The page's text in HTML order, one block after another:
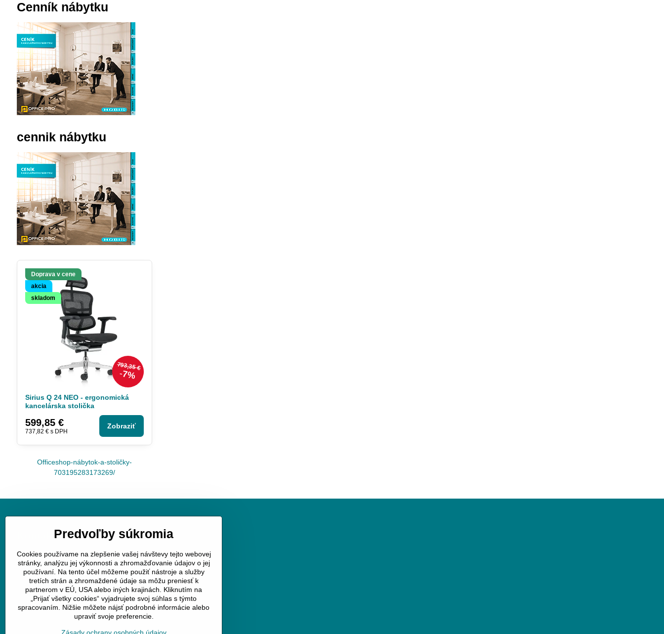
Cenník nábytku
cennik nábytku
793,35 €
7%
Doprava v cene
akcia
skladom
Sirius Q 24 NEO - ergonomická
kancelárska stolička
599,85 €
737,82 € s DPH
Zobraziť
Officeshop-nábytok-a-stoličky-
703195283173269/
Kontakt
JGV trade s.r.o.
v úvoze 11
040 01 Košice
mobil : 0905258196
www.officeshop.sk
officeshop@officeshop.sk
Predvoľby súkromia
Cookies používame na zlepšenie vašej návštevy tejto webovej
stránky, analýzu jej výkonnosti a zhromažďovanie údajov o jej
používaní. Na tento účel môžeme použiť nástroje a služby
tretích strán a zhromaždené údaje sa môžu preniesť k
partnerom v EÚ, USA alebo iných krajinách. Kliknutím na
„Prijať všetky cookies“ vyjadrujete svoj súhlas s týmto
spracovaním. Nižšie môžete nájsť podrobné informácie alebo
upraviť svoje preferencie.